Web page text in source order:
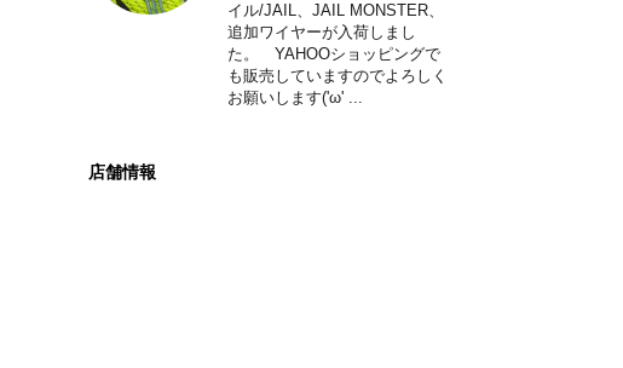
イル/JAIL、JAIL MONSTER、
追加ワイヤーが入荷しまし
た。 YAHOOショッピングで
も販売していますのでよろしく
お願いします('ω' ...
店舗情報